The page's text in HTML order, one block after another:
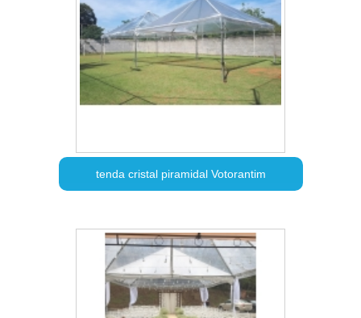
tenda cristal piramidal Votorantim